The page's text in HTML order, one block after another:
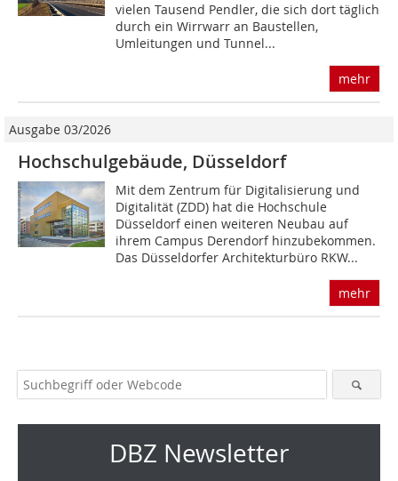
vielen Tausend Pendler, die sich dort täglich
durch ein Wirrwarr an Baustellen,
Umleitungen und Tunnel...
mehr
Ausgabe 03/2026
Hochschulgebäude, Düsseldorf
Mit dem Zentrum für Digitalisierung und
Digitalität (ZDD) hat die Hochschule
Düsseldorf einen weiteren Neubau auf
ihrem Campus Derendorf hinzubekommen.
Das Düsseldorfer Architekturbüro RKW...
mehr
DBZ Newsletter